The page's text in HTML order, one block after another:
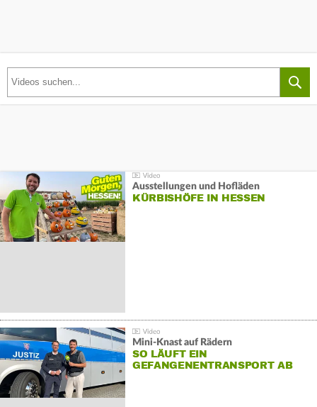
Ausstellungen und Hofläden
KÜRBISHÖFE IN HESSEN
Mini-Knast auf Rädern
SO LÄUFT EIN
GEFANGENENTRANSPORT AB